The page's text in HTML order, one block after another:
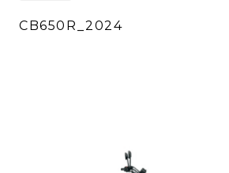
CB650R_2024